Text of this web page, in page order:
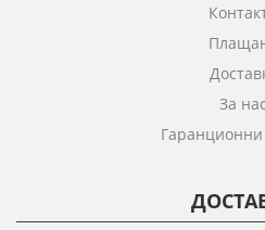
За нас
Гаранционни